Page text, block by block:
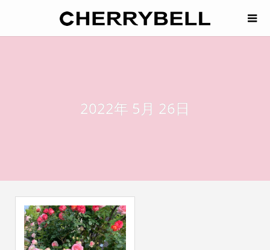
2022年 5月 26日